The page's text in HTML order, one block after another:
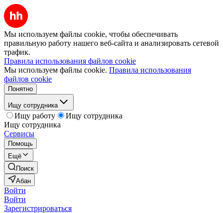
Мы используем файлы cookie, чтобы обеспечивать
правильную работу нашего веб-сайта и анализировать сетевой
трафик.
Правила использования файлов cookie
Мы используем файлы cookie. Правила использования
файлов cookie
Понятно
Ищу сотрудника
Ищу работу
Ищу сотрудника
Ищу сотрудника
Сервисы
Помощь
Ещё
Поиск
Абан
Войти
Войти
Зарегистрироваться